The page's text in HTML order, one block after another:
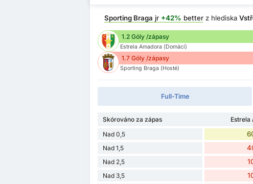
Sporting Braga jr +42% better z hlediska
1.2 Góly /zápasy
Estrela Amadora (Domácí)
1.7 Góly /zápasy
Sporting Braga (Hosté)
Full-Time
Skórováno za zápas Estrela
Nad 0,5
Nad 1,5
Nad 2,5
Nad 3,5